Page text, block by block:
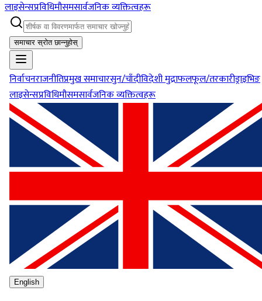
लाइसेन्सप्रविधिमौसमसार्वजनिक व्यक्तित्वहरू
समाचार स्रोत छान्नुहोस्
निर्वाचनराजनीतिप्रमुख समाचारसुन/चाँदीविदेशी मुद्राफलफूल/तरकारीड्राइभिङ
लाइसेन्सप्रविधिमौसमसार्वजनिक व्यक्तित्वहरू
English